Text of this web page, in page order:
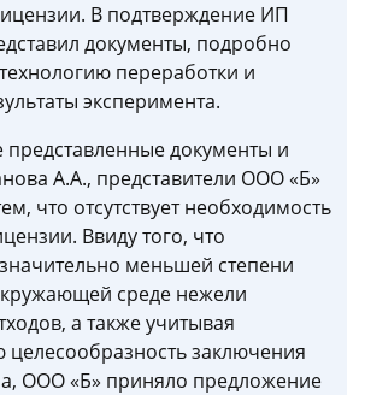
В подтверждение ИП
документы, подробно
переработки и
эксперимента.
представленные документы и
А.А., представители ООО «Б»
что отсутствует необходимость
Ввиду того, что
меньшей степени
среде нежели
а также учитывая
целесообразность заключения
ООО «Б» приняло предложение